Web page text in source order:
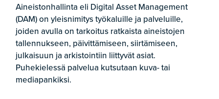
Aineistonhallinta eli Digital Asset Management
(DAM) on yleisnimitys työkaluille ja palveluille,
joiden avulla on tarkoitus ratkaista aineistojen
tallennukseen, päivittämiseen, siirtämiseen,
julkaisuun ja arkistointiin liittyvät asiat.
Puhekielessä palvelua kutsutaan kuva- tai
mediapankiksi.